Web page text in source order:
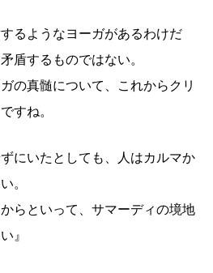
るようなヨーガがあるわけだ
盾するものではない。
の真髄について、これからクリ
すね。
にいたとしても、人はカルマか
。
らといって、サマーディの境地
』